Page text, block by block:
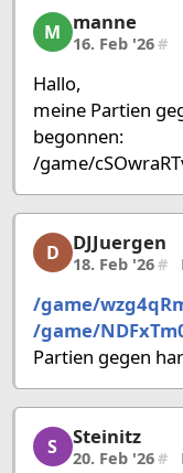
manne, 6/27,
M manne
16. Feb '26#
Hallo,
meine Partien
begonnen:
/game/
DJJuergen, 7/
D DJJuergen
18. Feb '26#
/game/
/game/
Partien gegen
Steinitz, 8/27,
S Steinitz
20. Feb '26#